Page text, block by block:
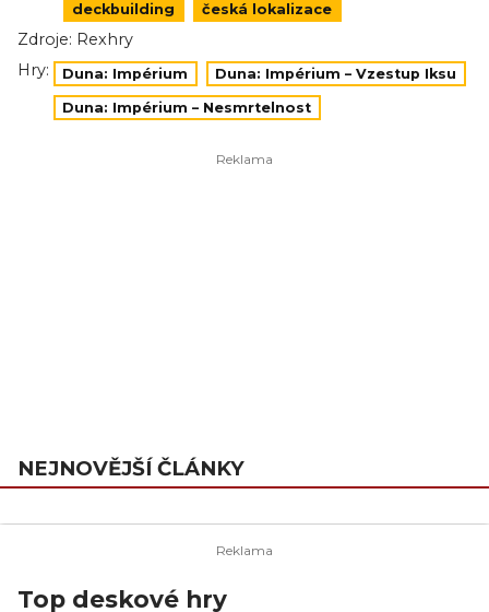
deckbuilding česká lokalizace
Zdroje: Rexhry
Hry:
Duna: Impérium Duna: Impérium – Vzestup Iksu
Duna: Impérium – Nesmrtelnost
NEJNOVĚJŠÍ ČLÁNKY
Top deskové hry